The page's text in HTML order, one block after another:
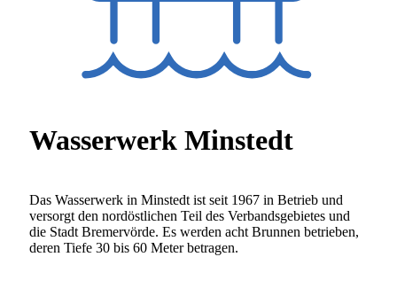
Wasserwerk Minstedt
Das Wasserwerk in Minstedt ist seit 1967 in Betrieb und
versorgt den nordöstlichen Teil des Verbandsgebietes und
die Stadt Bremervörde. Es werden acht Brunnen betrieben,
deren Tiefe 30 bis 60 Meter betragen.